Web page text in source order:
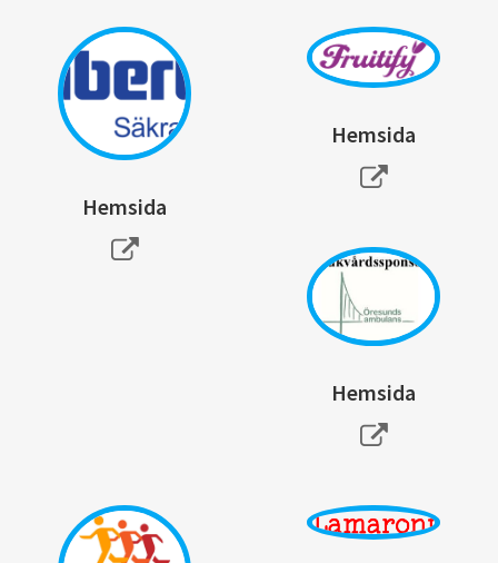
Hemsida
Hemsida
Hemsida